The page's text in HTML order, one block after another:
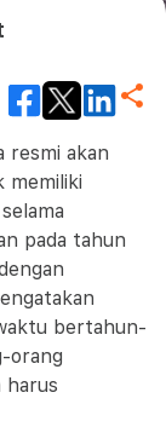
resmi akan
memiliki
pada tahun
bertahun-
orang
harus